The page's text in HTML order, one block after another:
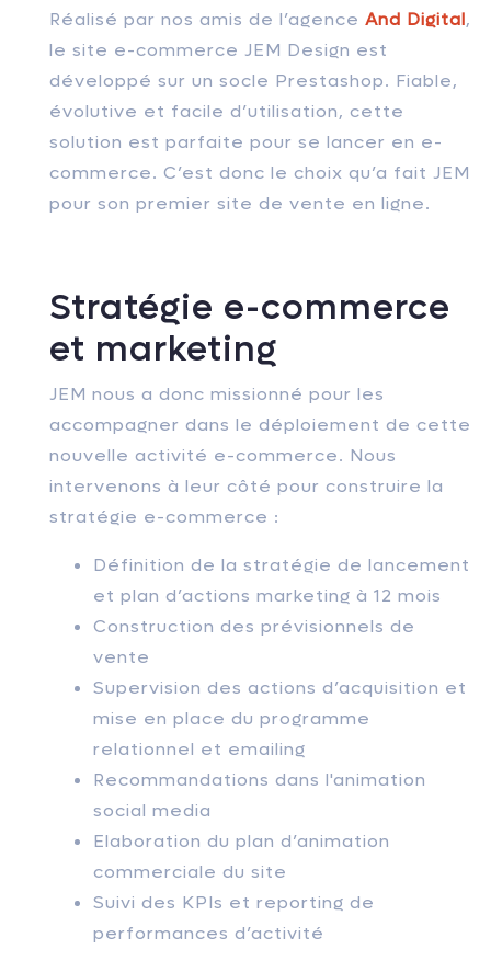
Réalisé par nos amis de l’agence And Digital,
le site e-commerce JEM Design est
développé sur un socle Prestashop. Fiable,
évolutive et facile d’utilisation, cette
solution est parfaite pour se lancer en e-
commerce. C’est donc le choix qu’a fait JEM
pour son premier site de vente en ligne.
Stratégie e-commerce
et marketing
JEM nous a donc missionné pour les
accompagner dans le déploiement de cette
nouvelle activité e-commerce. Nous
intervenons à leur côté pour construire la
stratégie e-commerce :
Définition de la stratégie de lancement
et plan d’actions marketing à 12 mois
Construction des prévisionnels de
vente
Supervision des actions d’acquisition et
mise en place du programme
relationnel et emailing
Recommandations dans l'animation
social media
Elaboration du plan d’animation
commerciale du site
Suivi des KPIs et reporting de
performances d’activité